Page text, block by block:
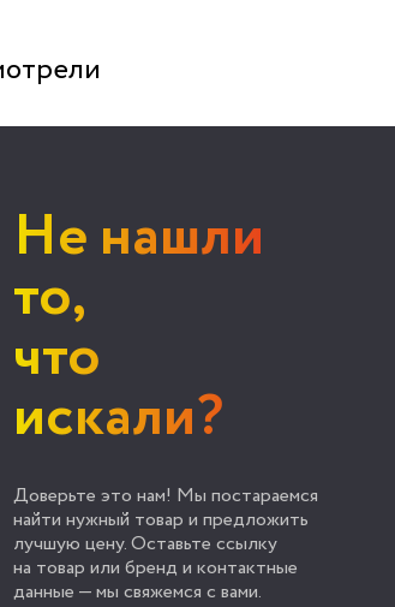
Не нашли
то,
что
искали?
Доверьте это нам! Мы постараемся
найти нужный товар и предложить
лучшую цену. Оставьте ссылку
на товар или бренд и контактные
данные — мы свяжемся с вами.